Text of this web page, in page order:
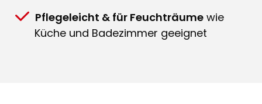
Pflegeleicht & für Feuchträume wie
Küche und Badezimmer geeignet